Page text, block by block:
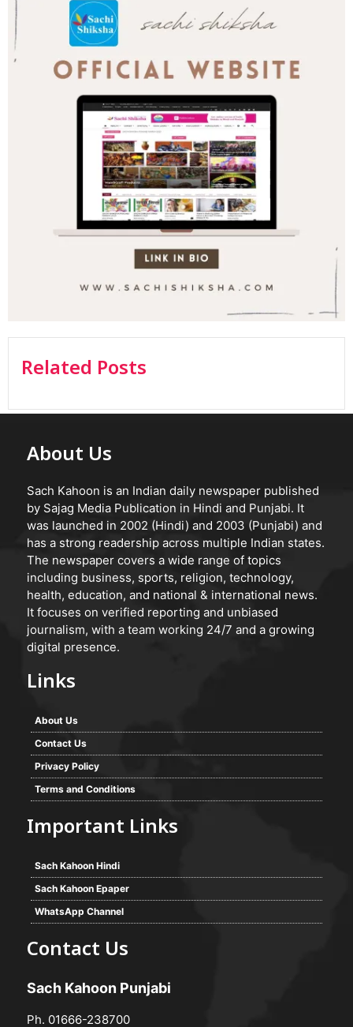
Related Posts
About Us
Sach Kahoon is an Indian daily newspaper published
by Sajag Media Publication in Hindi and Punjabi. It
was launched in 2002 (Hindi) and 2003 (Punjabi) and
has a strong readership across multiple Indian states.
The newspaper covers a wide range of topics
including business, sports, religion, technology,
health, education, and national & international news.
It focuses on verified reporting and unbiased
journalism, with a team working 24/7 and a growing
digital presence.
Links
About Us
Contact Us
Privacy Policy
Terms and Conditions
Important Links
Sach Kahoon Hindi
Sach Kahoon Epaper
WhatsApp Channel
Contact Us
Sach Kahoon Punjabi
Ph. 01666-238700